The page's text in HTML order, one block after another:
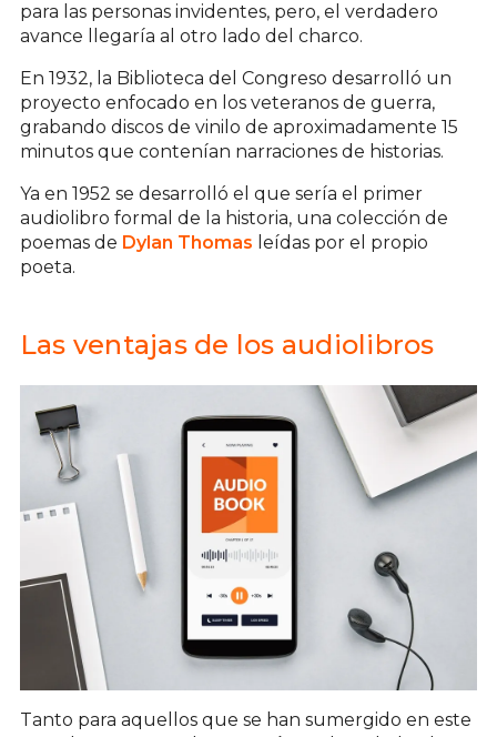
para las personas invidentes, pero, el verdadero
avance llegaría al otro lado del charco.
En 1932, la Biblioteca del Congreso desarrolló un
proyecto enfocado en los veteranos de guerra,
grabando discos de vinilo de aproximadamente 15
minutos que contenían narraciones de historias.
Ya en 1952 se desarrolló el que sería el primer
audiolibro formal de la historia, una colección de
poemas de Dylan Thomas leídas por el propio
poeta.
Las ventajas de los audiolibros
Tanto para aquellos que se han sumergido en este